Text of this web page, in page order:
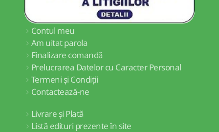
Contul meu
Am uitat parola
Finalizare comandă
Prelucrarea Datelor cu Caracter Personal
Termeni și Condiții
Contactează-ne
Livrare și Plată
Listă edituri prezente în site